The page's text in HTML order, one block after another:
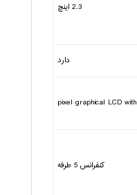
2.3 اینچ
دارد
کنفرانس 5 طرفه